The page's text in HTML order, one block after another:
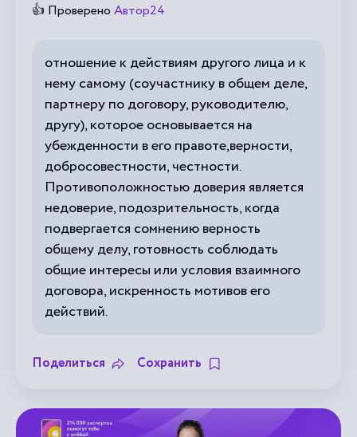
👍 Проверено Автор24
отношение к действиям другого лица и к
нему самому (соучастнику в общем деле,
партнеру по договору, руководителю,
другу), которое основывается на
убежденности в его правоте,верности,
добросовестности, честности.
Противоположностью доверия является
недоверие, подозрительность, когда
подвергается сомнению верность
общему делу, готовность соблюдать
общие интересы или условия взаимного
договора, искренность мотивов его
действий.
Поделиться Сохранить